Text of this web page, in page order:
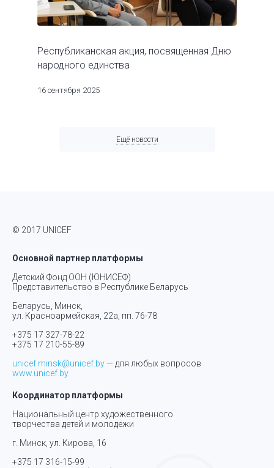
Республиканская акция, посвященная Дню
народного единства
16 сентября 2025
Ещё новости
© 2017 UNICEF
Основной партнер платформы
Детский Фонд ООН (ЮНИСЕФ)
Представительство в Республике Беларусь
Беларусь, Минск,
ул. Красноармейская, 22а, пп. 76-78
+375 17 327-78-22
+375 17 210-55-89
unicef.minsk@unicef.by — для любых вопросов
www.unicef.by
Координатор платформы
Национальный центр художественного
творчества детей и молодежи
г. Минск, ул. Кирова, 16
+375 17 316-15-99